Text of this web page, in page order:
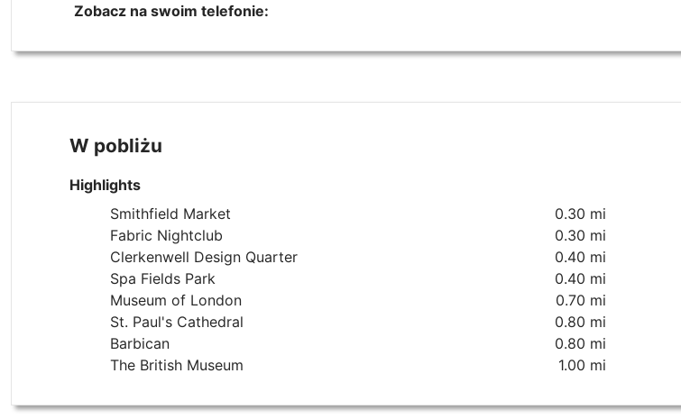
Zobacz na swoim telefonie:
W pobliżu
Highlights
Smithfield Market
0.30 mi
Fabric Nightclub
0.30 mi
Clerkenwell Design Quarter
0.40 mi
Spa Fields Park
0.40 mi
Museum of London
0.70 mi
St. Paul's Cathedral
0.80 mi
Barbican
0.80 mi
The British Museum
1.00 mi